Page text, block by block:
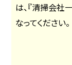
は、『清掃会社
なってください。